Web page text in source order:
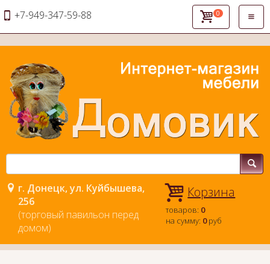
+7-949-347-59-88 0
г. Донецк, ул. Куйбышева,
256
(торговый павильон перед
домом)
Корзина
товаров: 0
на сумму: 0руб